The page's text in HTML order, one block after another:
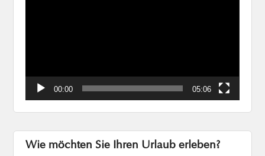
achtsam achtsamkeit aufmerksam Augen geöffnet Barth